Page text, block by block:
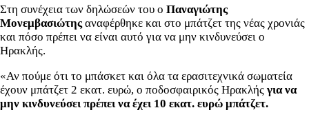
Στη συνέχεια των δηλώσεών του ο Παναγιώτης
Μονεμβασιώτηςαναφέρθηκε και στο μπάτζετ της νέας χρονιάς
και πόσο πρέπει να είναι αυτό για να μην κινδυνεύσει ο
Ηρακλής.
«Αν πούμε ότι το μπάσκετ και όλα τα ερασιτεχνικά σωματεία
έχουν μπάτζετ 2 εκατ. ευρώ, ο ποδοσφαιρικός Ηρακλής για να
μην κινδυνεύσει πρέπει να έχει 10 εκατ. ευρώ μπάτζετ.